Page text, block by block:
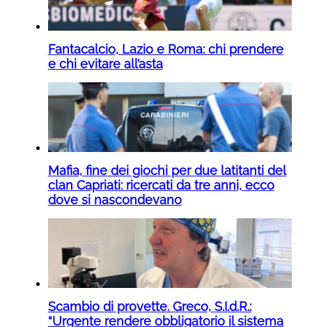
Fantacalcio, Lazio e Roma: chi prendere
e chi evitare all’asta
Mafia, fine dei giochi per due latitanti del
clan Capriati: ricercati da tre anni, ecco
dove si nascondevano
Scambio di provette. Greco, S.I.d.R.:
“Urgente rendere obbligatorio il sistema